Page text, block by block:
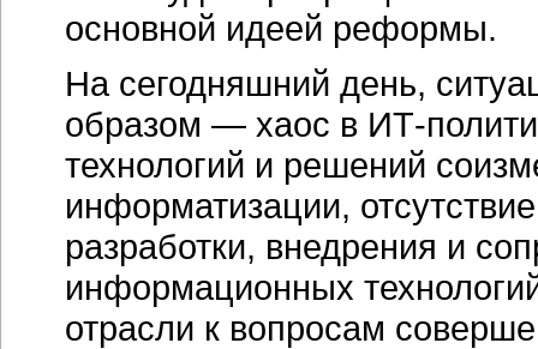
основной идеей реформы.
На сегодняшний день,
образом — хаос в ИТ-
технологий и решений
информатизации,
разработки, внедрения и
информационных
отрасли к вопросам